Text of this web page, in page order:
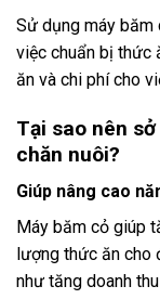
Sử dụng máy
việc chuẩn bị thức
ăn và chi phí cho
Tại sao nên
chăn nuôi?
Giúp nâng cao
Máy băm cỏ giúp
lượng thức ăn cho
như tăng doanh